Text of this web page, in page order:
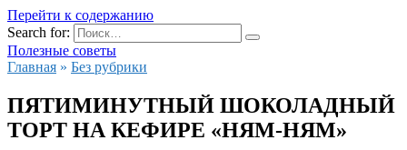
Перейти к содержанию
Search for:
Полезные советы
Главная » Без рубрики
ПЯТИМИНУТНЫЙ ШОКОЛАДНЫЙ
ТОРТ НА КЕФИРЕ «НЯМ-НЯМ»